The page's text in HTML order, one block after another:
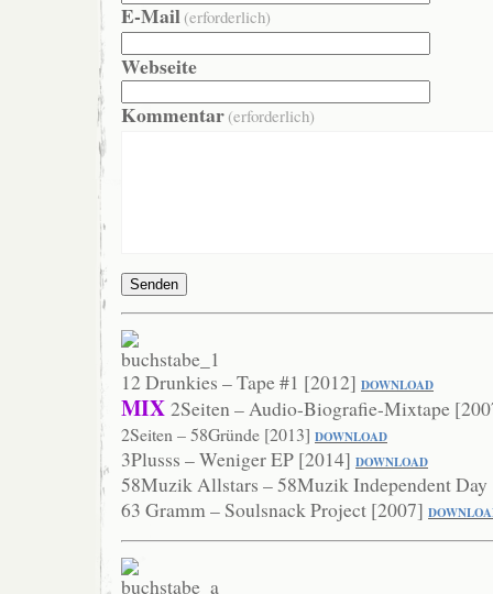
E-Mail (erforderlich)
Webseite
Kommentar (erforderlich)
Senden
12 Drunkies – Tape #1 [2012] DOWNLOAD
MIX 2Seiten – Audio-Biografie-Mixtape
2Seiten – 58Gründe [2013] DOWNLOAD
3Plusss – Weniger EP [2014] DOWNLOAD
58Muzik Allstars – 58Muzik Independent
63 Gramm – Soulsnack Project [2007]